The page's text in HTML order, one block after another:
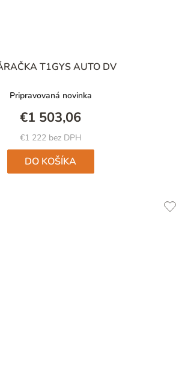
T1GYS AUTO DV
Pripravovaná novinka
€1 222 bez DPH
€1 503,06
DO KOŠÍKA